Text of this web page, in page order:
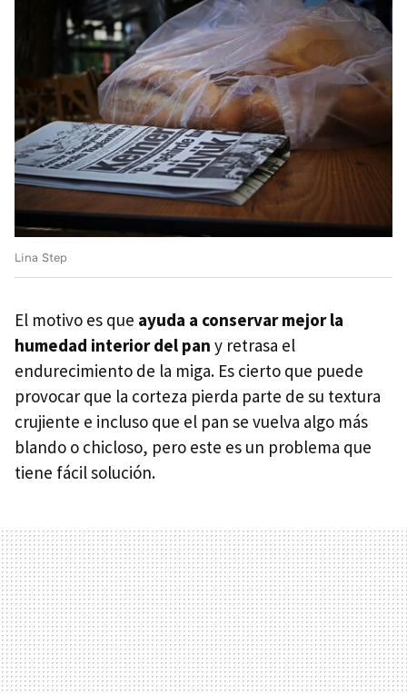
Lina Step
El motivo es que ayuda a conservar mejor la
humedad interior del pan y retrasa el
endurecimiento de la miga. Es cierto que puede
provocar que la corteza pierda parte de su textura
crujiente e incluso que el pan se vuelva algo más
blando o chicloso, pero este es un problema que
tiene fácil solución.